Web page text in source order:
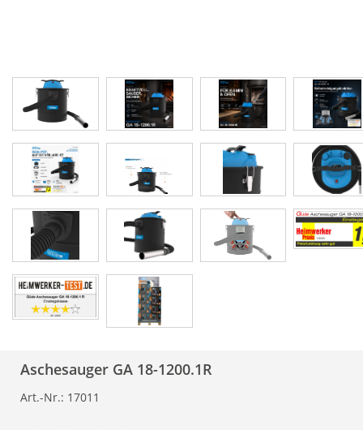
Aschesauger GA 18-1200.1R
Art.-Nr.: 17011